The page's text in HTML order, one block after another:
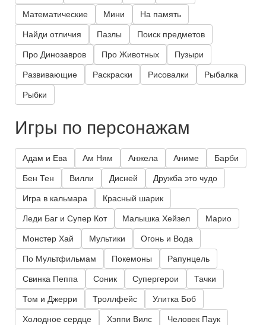
Математические Мини На память
Найди отличия Пазлы Поиск предметов
Про Динозавров Про Животных Пузыри
Развивающие Раскраски Рисовалки Рыбалка
Рыбки
Игры по персонажам
Адам и Ева Ам Ням Анжела Аниме Барби
Бен Тен Вилли Дисней Дружба это чудо
Игра в кальмара Красный шарик
Леди Баг и Супер Кот Малышка Хейзел Марио
Монстер Хай Мультики Огонь и Вода
По Мультфильмам Покемоны Рапунцель
Свинка Пеппа Соник Супергерои Тачки
Том и Джерри Троллфейс Улитка Боб
Холодное сердце Хэппи Вилс Человек Паук